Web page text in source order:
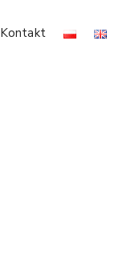
Kontakt